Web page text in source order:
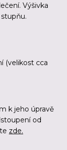
Výšivka
(velikost cca
k jeho úpravě
od
zde.